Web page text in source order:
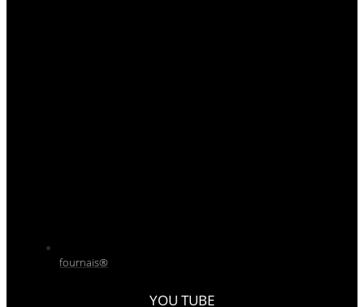
fournais®
YOU TUBE